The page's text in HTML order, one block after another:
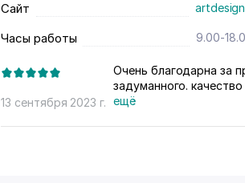
Сайт
Часы работы 9.00-
13 сентября 2023 г.
Очень благодарна за проделанную работу, предложенный дизайн и воплощение
задуманного.
работе
ещё